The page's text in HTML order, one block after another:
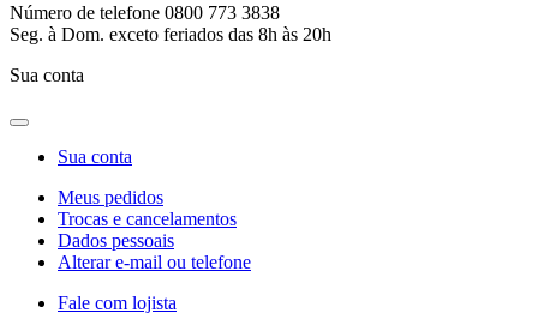
Número de telefone 0800 773 3838
Seg. à Dom. exceto feriados das 8h às 20h
Sua conta
Sua conta
Meus pedidos
Trocas e cancelamentos
Dados pessoais
Alterar e-mail ou telefone
Fale com lojista